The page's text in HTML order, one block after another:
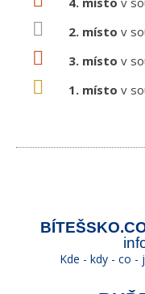
2. místo v
3. místo v
1. místo v
Kde - kdy - co -